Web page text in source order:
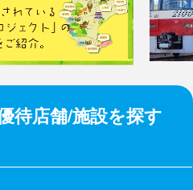
待店舗/施設を探す